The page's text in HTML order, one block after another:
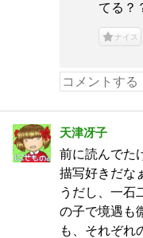
てる？
ナイス
天津冴子
前に読んでた
描写好きだな
うだし、一石
の子で境遇も
も、それぞれ